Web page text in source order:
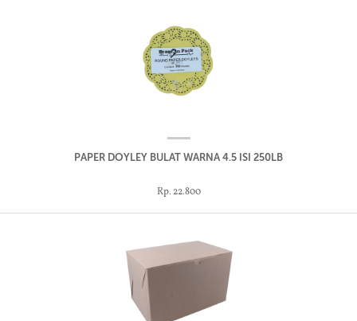
PAPER DOYLEY BULAT WARNA 4.5 ISI 250LB
Rp. 22.800